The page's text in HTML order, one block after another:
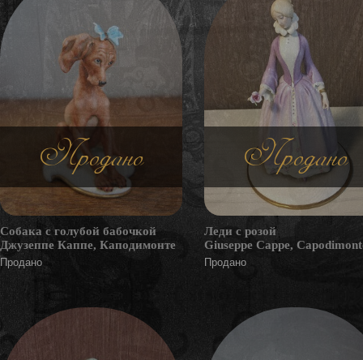
Продано
Собака с голубой бабочкой
Джузеппе Каппе, Каподимонте
Продано
Продано
Леди с розой
Giuseppe Cappe,
Продано